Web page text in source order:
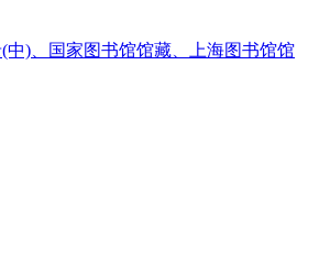
中)、国家图书馆馆藏、上海图书馆馆